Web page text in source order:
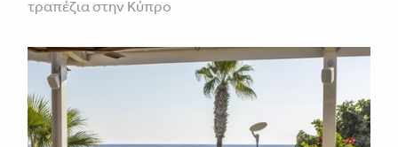
τραπέζια στην Κύπρο